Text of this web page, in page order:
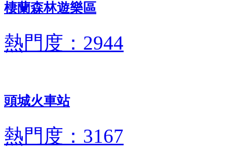
棲蘭森林遊樂區
熱門度：2944
頭城火車站
熱門度：3167